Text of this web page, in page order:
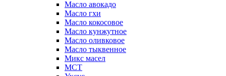
Масло авокадо
Масло гхи
Масло кокосовое
Масло кунжутное
Масло оливковое
Масло тыквенное
Микс масел
МСТ